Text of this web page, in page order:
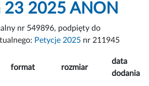
23 2025 ANON
nr 549896, podpięty do
Petycje 2025 nr 211945
format rozmiar
data
dodania